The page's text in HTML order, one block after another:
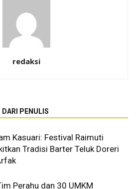
redaksi
DARI PENULIS
Kasuari: Festival Raimuti
Tradisi Barter Teluk Doreri
Perahu dan 30 UMKM